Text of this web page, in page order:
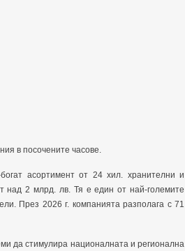
в посочените часове.
асортимент от 24 хил. хранителни и
над 2 млрд. лв. Тя е един от най-големите
През 2026 г. компанията разполага с 71
да стимулира националната и регионална